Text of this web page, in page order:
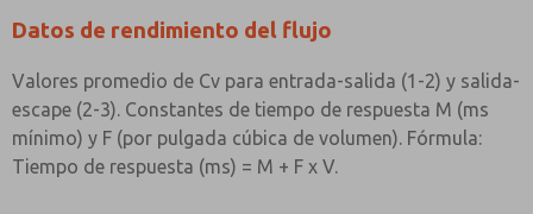
Datos de rendimiento del flujo
Valores promedio de Cv para entrada-salida (1-2) y salida-
escape (2-3). Constantes de tiempo de respuesta M (ms
mínimo) y F (por pulgada cúbica de volumen). Fórmula:
Tiempo de respuesta (ms) = M + F x V.